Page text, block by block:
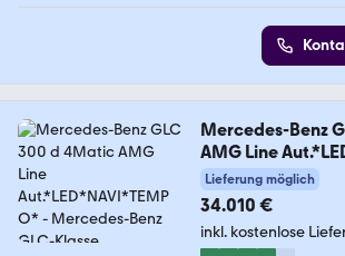
Mercedes-Benz
AMG Line
Lieferung möglich
34.010 €
inkl. kostenlose